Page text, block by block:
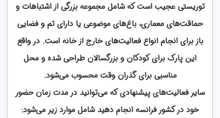
توریستی عجیب است که شامل مجموعه بزرگی از اشتباهات و
حماقت‌های معماری، باغ‌های موضوعی یا دارای تم و فضایی
باز برای انجام انواع فعالیت‌های خارج از خانه است. در واقع
این پارک برای کودکان و بزرگسالان طراحی شده و محل
مناسبی برای گذران وقت محسوب می‌شود.
سایر فعالیت‌های پیشنهادی که می‌توانید در مدت زمان حضور
خود در کشور فرانسه انجام دهید شامل موارد زیر می‌شود: